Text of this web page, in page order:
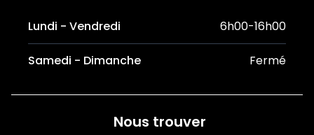
Lundi - Vendredi 6h00-16h00
Samedi - Dimanche Fermé
Nous trouver